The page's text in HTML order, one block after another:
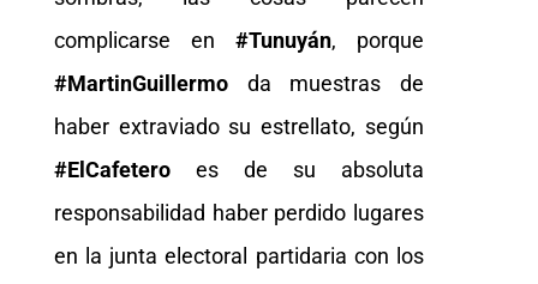
complicarse en#Tunuyán, porque
#MartinGuillermoda muestras de
haber extraviado su estrellato, según
#ElCafeteroes de su absoluta
responsabilidad haber perdido lugares
en la junta electoral partidaria con los